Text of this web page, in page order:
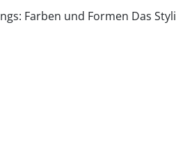
Farben und Formen Das